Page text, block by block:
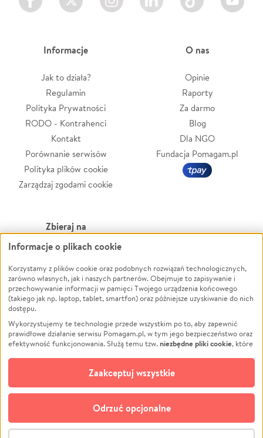
Informacje
Jak to działa?
Regulamin
Polityka Prywatności
RODO - Kontrahenci
Kontakt
Porównanie serwisów
Polityka plików cookie
Zarządzaj zgodami cookie
O nas
Opinie
Raporty
Za darmo
Blog
Dla NGO
Fundacja Pomagam.pl
Zbieraj na
Leczenie
Zwierzęta
Pożar
Ukraina
Pomoc Finansowa
Projekty
Pogrzeb
Społeczność lokalna
Kultura
Powódź
Wichura
NGO
Edukacja
Podróż
Impreza
Ochrona środowiska
Biznes
© CROWDING SP. Z O.O.
Informacje o plikach cookie
Korzystamy z plików cookie oraz podobnych rozwiązań technologicznych,
zarówno własnych, jak i naszych partnerów. Obejmuje to zapisywanie i
przechowywanie informacji w pamięci Twojego urządzenia końcowego
(takiego jak np. laptop, tablet, smartfon) oraz późniejsze uzyskiwanie do nich
dostępu.
Wykorzystujemy te technologie przede wszystkim po to, aby zapewnić
prawidłowe działanie serwisu Pomagam.pl, w tym jego bezpieczeństwo oraz
efektywność funkcjonowania. Służą temu tzw.niezbędne pliki cookie, które
opcjonalnych plików cookie
technologii do celów analitycznych i retargetingowych. Możesz wyrazić
zgodę na ich stosowanie lub jej odmówić. W dowolnym momencie masz
możliwość zmiany swoich preferencji na stronie „Zarządzaj zgodami cookie”,
do której link znajdziesz w stopce serwisu Pomagam.pl. Opcjonalne pliki
cookie wykorzystywane są w następujących celach:
Odrzuć opcjonalne
Zaakceptuj wszystkie